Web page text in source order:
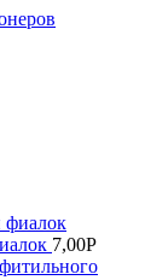
7,00Р